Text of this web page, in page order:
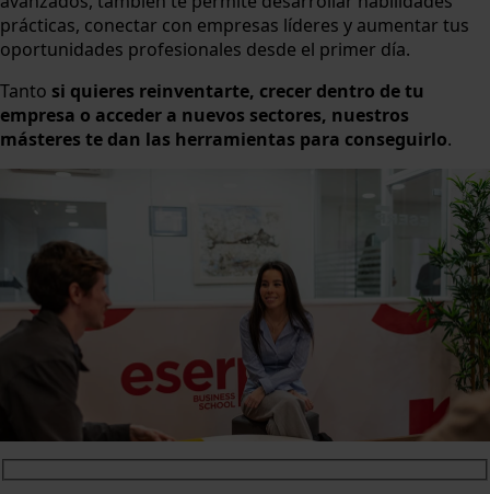
prácticas, conectar con empresas líderes y aumentar tus
oportunidades profesionales desde el primer día.
Tanto si quieres reinventarte, crecer dentro de tu
empresa o acceder a nuevos sectores, nuestros
másteres te dan las herramientas para conseguirlo.